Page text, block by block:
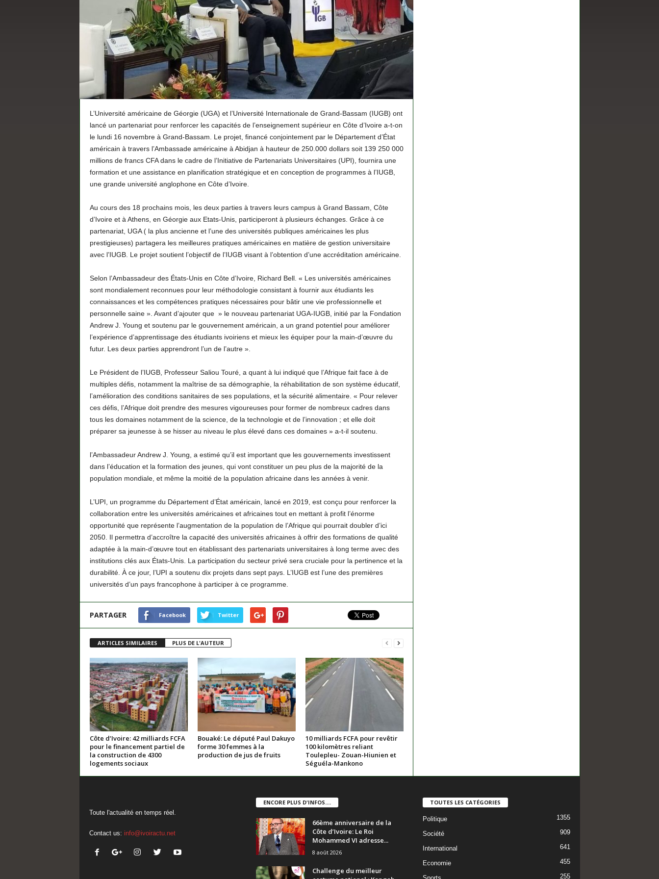
L’Université américaine de Géorgie (UGA) et l’Université Internationale de Grand-Bassam (IUGB) ont
lancé un partenariat pour renforcer les capacités de l’enseignement supérieur en Côte d’Ivoire a-t-on
le lundi 16 novembre à Grand-Bassam. Le projet, financé conjointement par le Département d’État
américain à travers l’Ambassade américaine à Abidjan à hauteur de 250.000 dollars soit 139 250 000
millions de francs CFA dans le cadre de l’Initiative de Partenariats Universitaires (UPI), fournira une
formation et une assistance en planification stratégique et en conception de programmes à l’IUGB,
une grande université anglophone en Côte d’Ivoire.
Au cours des 18 prochains mois, les deux parties à travers leurs campus à Grand Bassam, Côte
d’Ivoire et à Athens, en Géorgie aux Etats-Unis, participeront à plusieurs échanges. Grâce à ce
partenariat, UGA ( la plus ancienne et l’une des universités publiques américaines les plus
prestigieuses) partagera les meilleures pratiques américaines en matière de gestion universitaire
avec l’IUGB. Le projet soutient l’objectif de l’IUGB visant à l’obtention d’une accréditation américaine.
Selon l’Ambassadeur des États-Unis en Côte d’Ivoire, Richard Bell. « Les universités américaines
sont mondialement reconnues pour leur méthodologie consistant à fournir aux étudiants les
connaissances et les compétences pratiques nécessaires pour bâtir une vie professionnelle et
personnelle saine ». Avant d’ajouter que » le nouveau partenariat UGA-IUGB, initié par la Fondation
Andrew J. Young et soutenu par le gouvernement américain, a un grand potentiel pour améliorer
l’expérience d’apprentissage des étudiants ivoiriens et mieux les équiper pour la main-d’œuvre du
futur. Les deux parties apprendront l’un de l’autre ».
Le Président de l’IUGB, Professeur Saliou Touré, a quant à lui indiqué que l’Afrique fait face à de
multiples défis, notamment la maîtrise de sa démographie, la réhabilitation de son système éducatif,
l’amélioration des conditions sanitaires de ses populations, et la sécurité alimentaire. « Pour relever
ces défis, l’Afrique doit prendre des mesures vigoureuses pour former de nombreux cadres dans
tous les domaines notamment de la science, de la technologie et de l’innovation ; et elle doit
préparer sa jeunesse à se hisser au niveau le plus élevé dans ces domaines » a-t-il soutenu.
l’Ambassadeur Andrew J. Young, a estimé qu’il est important que les gouvernements investissent
dans l’éducation et la formation des jeunes, qui vont constituer un peu plus de la majorité de la
population mondiale, et même la moitié de la population africaine dans les années à venir.
L’UPI, un programme du Département d’État américain, lancé en 2019, est conçu pour renforcer la
collaboration entre les universités américaines et africaines tout en mettant à profit l’énorme
opportunité que représente l’augmentation de la population de l’Afrique qui pourrait doubler d’ici
2050. Il permettra d’accroître la capacité des universités africaines à offrir des formations de qualité
adaptée à la main-d’œuvre tout en établissant des partenariats universitaires à long terme avec des
institutions clés aux États-Unis. La participation du secteur privé sera cruciale pour la pertinence et la
durabilité. À ce jour, l’UPI a soutenu dix projets dans sept pays. L’IUGB est l’une des premières
universités d’un pays francophone à participer à ce programme.
PARTAGER Facebook Twitter
ARTICLES SIMILAIRES PLUS DE L'AUTEUR
Côte d’Ivoire: 42 milliards FCFA
pour le financement partiel de
la construction de 4300
logements sociaux
Bouaké: Le député Paul Dakuyo
forme 30 femmes à la
production de jus de fruits
10 milliards FCFA pour revêtir
100 kilomètres reliant
Toulepleu- Zouan-Hiunien et
Séguéla-Mankono
Toute l'actualité en temps réel.
Contact us: info@ivoiractu.net
ENCORE PLUS D'INFOS....
66ème anniversaire de la
Côte d’Ivoire: Le Roi
Mohammed VI adresse...
8 août 2026
Challenge du meilleur
TOUTES LES CATÉGORIES
Politique 1355
Société 909
International 641
Economie 455
255